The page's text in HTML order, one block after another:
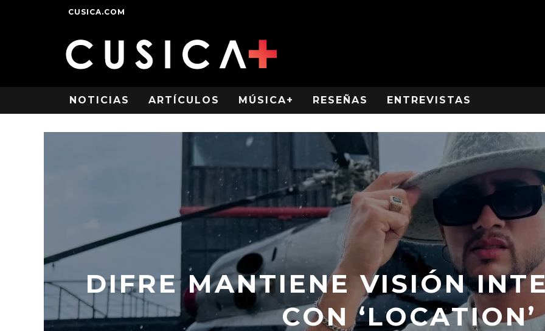
CUSICA.COM
NOTICIAS ARTÍCULOS MÚSICA+ RESEÑAS ENTREVISTAS
DIFRE MANTIENE VISIÓN
CON ‘LOCATION’